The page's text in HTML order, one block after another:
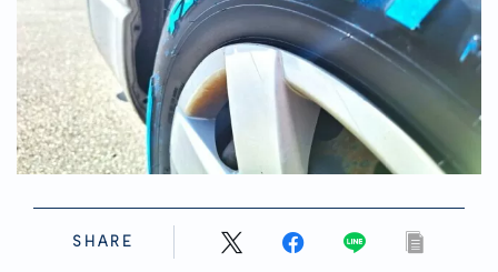
SHARE